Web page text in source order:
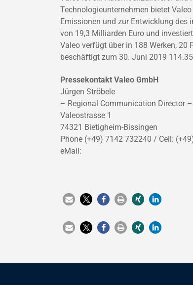
Technologieunternehmen bietet
Emissionen und zur Entwicklung des
von 19,3 Milliarden Euro und
Valeo verfügt über in 188 Werken,
beschäftigt zum 30. Juni 2019
Pressekontakt Valeo GmbH
Jürgen Ströbele
– Regional Communication Director
Valeostrasse 1
74321 Bietigheim-Bissingen
Phone (+49) 7142 732240 / Cell:
eMail: